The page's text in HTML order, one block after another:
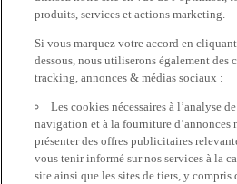
produits, services et actions marketing.
Si vous marquez votre accord en
dessous, nous utiliserons également des
tracking, annonces & médias sociaux :
Les cookies nécessaires à l’analyse
navigation et à la fourniture d’annonces
présenter des offres publicitaires
vous tenir informé sur nos services à la
site ainsi que les sites de tiers, y compris